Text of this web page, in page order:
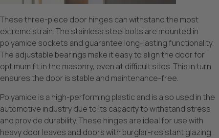
These three-piece door hinges can withstand the most
extreme strain. The stainless steel bolts are mounted in
polyamide sockets and guarantee long-lasting functionality.
The adjustable bearings make it easy to align the door for
optimum fit in the masonry, even at difficult sites. This in turn
ensures the door is stable and maintenance-free.
Polyamide is a high-performing plastic and is also used in the
automotive industry due to its capacity to withstand stress
and provide durability. These hinges are ideal for use with
heavy door leaves and doors with burglar-resistant glazing.